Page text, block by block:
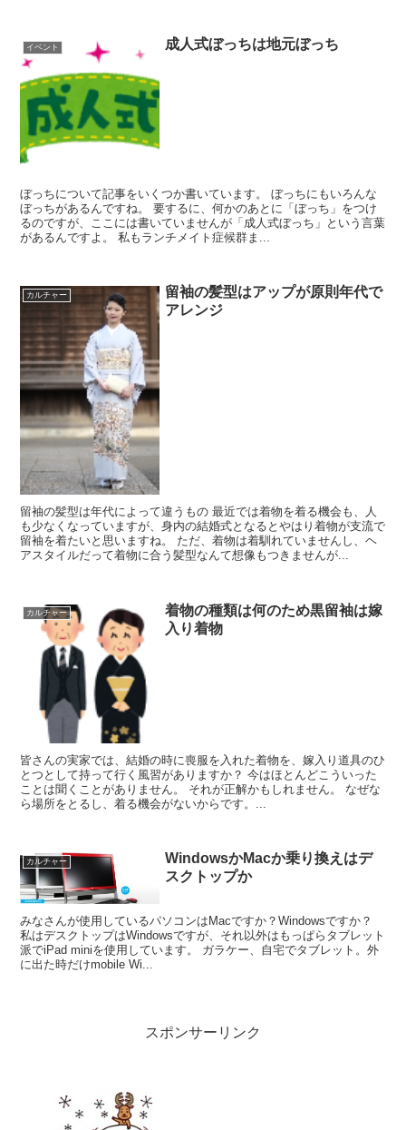
イベント 成人式ぼっちは地元ぼっち
ぼっちについて記事をいくつか書いています。 ぼっちにもいろんな
ぼっちがあるんですね。 要するに、何かのあとに「ぼっち」をつけ
るのですが、ここには書いていませんが「成人式ぼっち」という言葉
があるんですよ。 私もランチメイト症候群ま...
カルチャー
留袖の髪型はアップが原則年代で
アレンジ
留袖の髪型は年代によって違うもの 最近では着物を着る機会も、人
も少なくなっていますが、身内の結婚式となるとやはり着物が支流で
留袖を着たいと思いますね。 ただ、着物は着馴れていませんし、ヘ
アスタイルだって着物に合う髪型なんて想像もつきませんが...
カルチャー
着物の種類は何のため黒留袖は嫁
入り着物
皆さんの実家では、結婚の時に喪服を入れた着物を、嫁入り道具のひ
とつとして持って行く風習がありますか？ 今はほとんどこういった
ことは聞くことがありません。 それが正解かもしれません。 なぜな
ら場所をとるし、着る機会がないからです。...
カルチャー
WindowsかMacか乗り換えはデ
スクトップか
みなさんが使用しているパソコンはMacですか？Windowsですか？
私はデスクトップはWindowsですが、それ以外はもっぱらタブレット
派でiPad miniを使用しています。 ガラケー、自宅でタブレット。外
に出た時だけmobile Wi...
スポンサーリンク